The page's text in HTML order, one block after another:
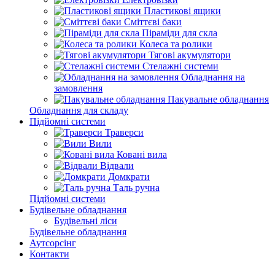
Пластикові ящики
Сміттєві баки
Піраміди для скла
Колеса та ролики
Тягові акумулятори
Стелажні системи
Обладнання на
замовлення
Пакувальне обладнання
Обладнання для складу
Підйомні системи
Траверси
Вили
Ковані вила
Відвали
Домкрати
Таль ручна
Підйомні системи
Будівельне обладнання
Будівельні ліси
Будівельне обладнання
Аутсорсінг
Контакти